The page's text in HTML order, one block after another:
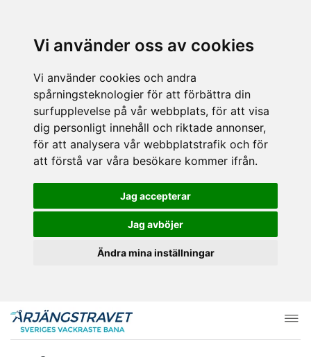
Vi använder oss av cookies
Vi använder cookies och andra
spårningsteknologier för att förbättra din
surfupplevelse på vår webbplats, för att visa
dig personligt innehåll och riktade annonser,
för att analysera vår webbplatstrafik och för
att förstå var våra besökare kommer ifrån.
Jag accepterar
Jag avböjer
Ändra mina inställningar